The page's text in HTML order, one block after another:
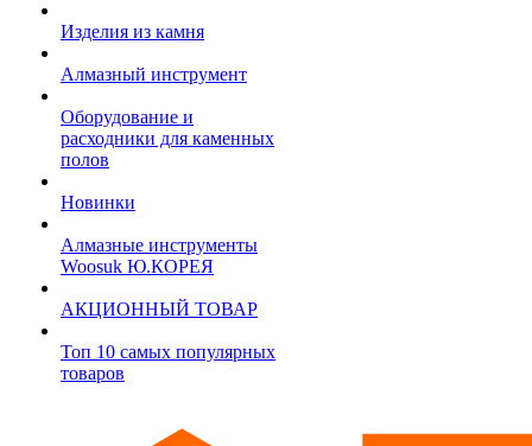
Изделия из камня
Алмазный инструмент
Оборудование и
расходники для каменных
полов
Новинки
Алмазные инструменты
Woosuk Ю.КОРЕЯ
АКЦИОННЫЙ ТОВАР
Топ 10 самых популярных
товаров